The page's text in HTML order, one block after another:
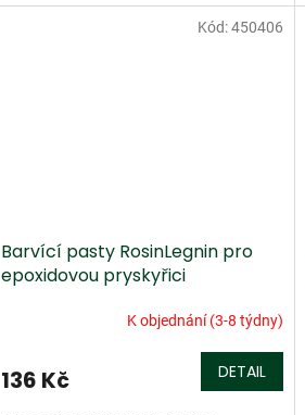
Barvící pasty RosinLegnin pro
epoxidovou pryskyřici
K objednání (3-8 týdny)
136 Kč DETAIL
Kód:450406